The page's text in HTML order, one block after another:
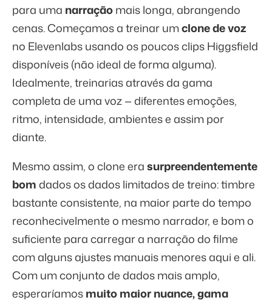
para uma narraçãomais longa, abrangendo
cenas. Começamos a treinar umclone de voz
no Elevenlabs usando os poucos clips Higgsfield
disponíveis (não ideal de forma alguma).
Idealmente, treinarias através da gama
completa de uma voz — diferentes emoções,
ritmo, intensidade, ambientes e assim por
diante.
Mesmo assim, o clone erasurpreendentemente
bomdados os dados limitados de treino: timbre
bastante consistente, na maior parte do tempo
reconhecivelmente o mesmo narrador, e bom o
suficiente para carregar a narração do filme
com alguns ajustes manuais menores aqui e ali.
Com um conjunto de dados mais amplo,
esperaríamosmuito maior nuance, gama